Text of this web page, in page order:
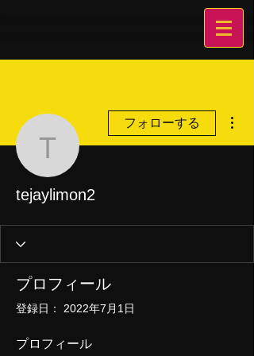
tejaylimon2
フォローする
tejaylimon2
プロフィール
登録日： 2022年7月1日
プロフィール